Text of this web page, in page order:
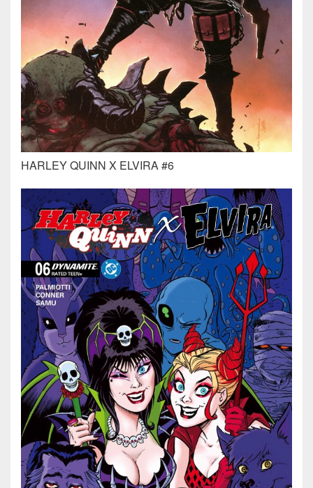
HARLEY QUINN X ELVIRA #6